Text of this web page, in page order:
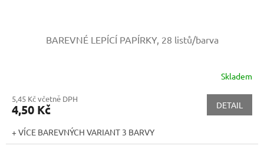
BAREVNÉ LEPÍCÍ PAPÍRKY, 28 listů/barva
Skladem
5,45 Kč včetně DPH
4,50 Kč DETAIL
+ VÍCE BAREVNÝCH VARIANT 3 BARVY